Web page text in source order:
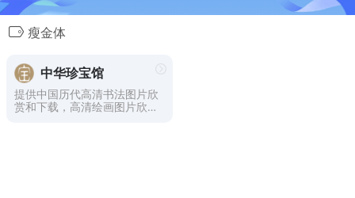
瘦金体
中华珍宝馆
提供中国历代高清书法图片欣
赏和下载，高清绘画图片欣赏